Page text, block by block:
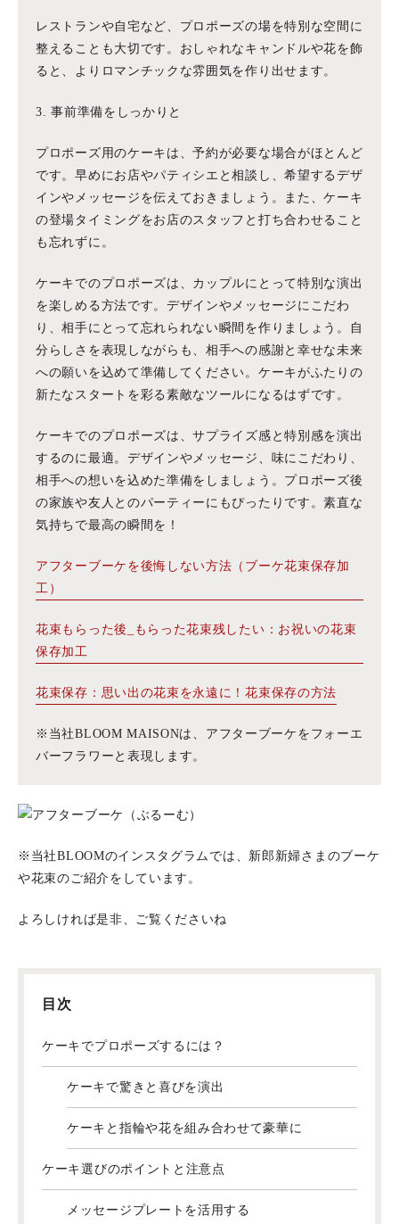
レストランや自宅など、プロポーズの場を特別な空間に
整えることも大切です。おしゃれなキャンドルや花を飾
ると、よりロマンチックな雰囲気を作り出せます。
3. 事前準備をしっかりと
プロポーズ用のケーキは、予約が必要な場合がほとんど
です。早めにお店やパティシエと相談し、希望するデザ
インやメッセージを伝えておきましょう。また、ケーキ
の登場タイミングをお店のスタッフと打ち合わせること
も忘れずに。
ケーキでのプロポーズは、カップルにとって特別な演出
を楽しめる方法です。デザインやメッセージにこだわ
り、相手にとって忘れられない瞬間を作りましょう。自
分らしさを表現しながらも、相手への感謝と幸せな未来
への願いを込めて準備してください。ケーキがふたりの
新たなスタートを彩る素敵なツールになるはずです。
ケーキでのプロポーズは、サプライズ感と特別感を演出
するのに最適。デザインやメッセージ、味にこだわり、
相手への想いを込めた準備をしましょう。プロポーズ後
の家族や友人とのパーティーにもぴったりです。素直な
気持ちで最高の瞬間を！
アフターブーケを後悔しない方法（ブーケ花束保存加
工）
花束もらった後_もらった花束残したい：お祝いの花束
保存加工
花束保存：思い出の花束を永遠に！花束保存の方法
※当社BLOOM MAISONは、アフターブーケをフォーエ
バーフラワーと表現します。
※当社BLOOMのインスタグラムでは、新郎新婦さまのブーケ
や花束のご紹介をしています。
よろしければ是非、ご覧くださいね
目次
ケーキでプロポーズするには？
ケーキで驚きと喜びを演出
ケーキと指輪や花を組み合わせて豪華に
ケーキ選びのポイントと注意点
メッセージプレートを活用する